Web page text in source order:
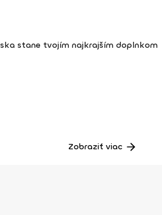
stane tvojím najkrajším doplnkom
Zobraziť viac